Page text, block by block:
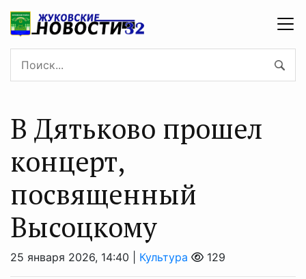
В Дятьково прошел
концерт,
посвященный
Высоцкому
25 января 2026, 14:40 | Культура 129